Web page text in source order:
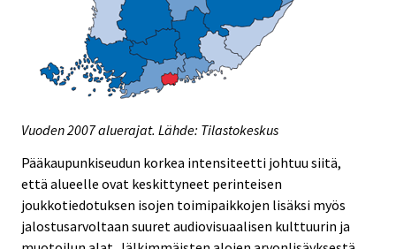
Vuoden 2007 aluerajat. Lähde: Tilastokeskus
Pääkaupunkiseudun korkea intensiteetti johtuu siitä,
että alueelle ovat keskittyneet perinteisen
joukkotiedotuksen isojen toimipaikkojen lisäksi myös
jalostusarvoltaan suuret audiovisuaalisen kulttuurin ja